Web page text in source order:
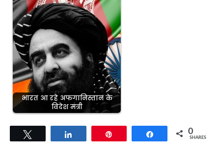
भारत आ रहे अफगानिस्तान के
विदेश मंत्री
Share 0
SHARES